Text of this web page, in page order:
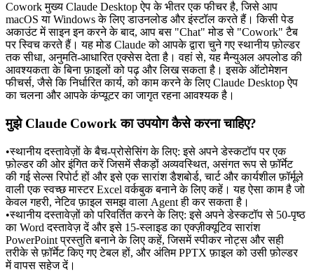
Cowork मुख्य Claude Desktop ऐप के भीतर एक फीचर है, जिसे आप
macOS या Windows के लिए डाउनलोड और इंस्टॉल करते हैं। किसी पेड
अकाउंट में साइन इन करने के बाद, आप बस "Chat" मोड से "Cowork" टैब
पर स्विच करते हैं। यह मोड Claude को आपके द्वारा चुने गए स्थानीय फ़ोल्डर
तक सीधा, अनुमति-आधारित एक्सेस देता है। वहां से, यह मैन्युअल अपलोड की
आवश्यकता के बिना फ़ाइलों को पढ़ और लिख सकता है। इसके ऑटोमेशन
फीचर्स, जैसे कि निर्धारित कार्य, को काम करने के लिए Claude Desktop ऐप
का चलना और आपके कंप्यूटर का जागृत रहना आवश्यक है।
मुझे Claude Cowork का उपयोग कैसे करना चाहिए?
•स्थानीय दस्तावेज़ों के बैच-प्रोसेसिंग के लिए: इसे अपने डेस्कटॉप पर एक
फ़ोल्डर की ओर इंगित करें जिसमें सैकड़ों अव्यवस्थित, असंगत रूप से फ़ॉर्मेट
की गई सेल्स रिपोर्ट हों और इसे एक सारांश डैशबोर्ड, चार्ट और कार्यशील फ़ॉर्मूले
वाली एक स्वच्छ मास्टर Excel वर्कबुक बनाने के लिए कहें। यह ऐसा काम है जो
केवल गहरी, नेटिव फ़ाइल समझ वाला Agent ही कर सकता है।
•स्थानीय दस्तावेज़ों को परिवर्तित करने के लिए: इसे अपने डेस्कटॉप से 50-पृष्ठ
का Word दस्तावेज़ दें और इसे 15-स्लाइड का एक्ज़ीक्यूटिव सारांश
PowerPoint प्रस्तुति बनाने के लिए कहें, जिसमें स्पीकर नोट्स और सही
तरीके से फ़ॉर्मेट किए गए टेबल हों, और अंतिम PPTX फ़ाइल को उसी फ़ोल्डर
में वापस सहेज दें।